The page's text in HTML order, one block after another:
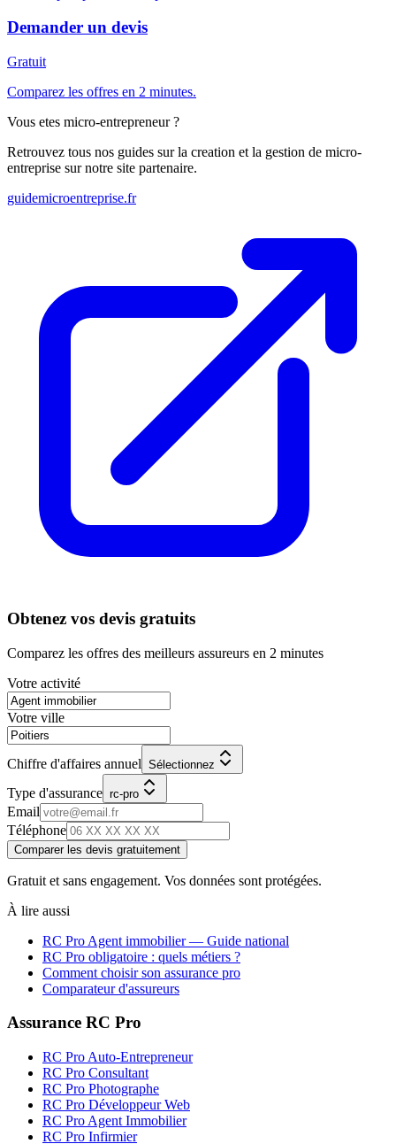
Demander un devis
Gratuit
Comparez les offres en 2 minutes.
Vous etes micro-entrepreneur ?
Retrouvez tous nos guides sur la creation et la gestion de micro-
entreprise sur notre site partenaire.
guidemicroentreprise.fr
Obtenez vos devis gratuits
Comparez les offres des meilleurs assureurs en 2 minutes
Votre activité
Votre ville
Chiffre d'affaires annuel Sélectionnez
Type d'assurance rc-pro
Email
Téléphone
Comparer les devis gratuitement
Gratuit et sans engagement. Vos données sont protégées.
À lire aussi
RC Pro Agent immobilier— Guide national
RC Pro obligatoire : quels métiers ?
Comment choisir son assurance pro
Comparateur d'assureurs
Assurance RC Pro
RC Pro Auto-Entrepreneur
RC Pro Consultant
RC Pro Photographe
RC Pro Développeur Web
RC Pro Agent Immobilier
RC Pro Infirmier